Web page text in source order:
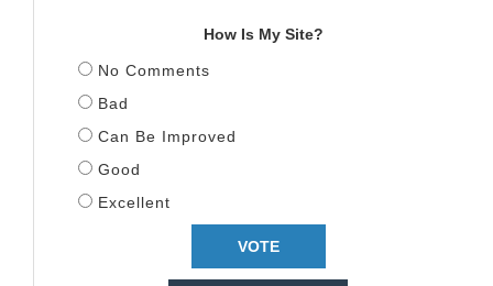
How Is My Site?
No Comments
Bad
Can Be Improved
Good
Excellent